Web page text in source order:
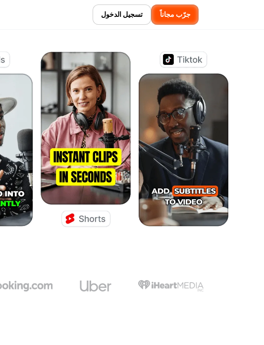
تسجيل الدخول جرّب مجاناً